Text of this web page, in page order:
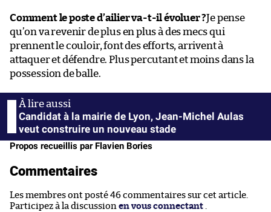
Comment le poste d’ailier va-t-il évoluer ?Je pense
qu’on va revenir de plus en plus à des mecs qui
prennent le couloir, font des efforts, arrivent à
attaquer et défendre. Plus percutant et moins dans la
possession de balle.
Candidat à la mairie de Lyon, Jean-Michel Aulas
veut construire un nouveau stade
Propos recueillis par Flavien Bories
Commentaires
Les membres ont posté 46 commentaires sur cet article.
Participez à la discussion en vous connectant